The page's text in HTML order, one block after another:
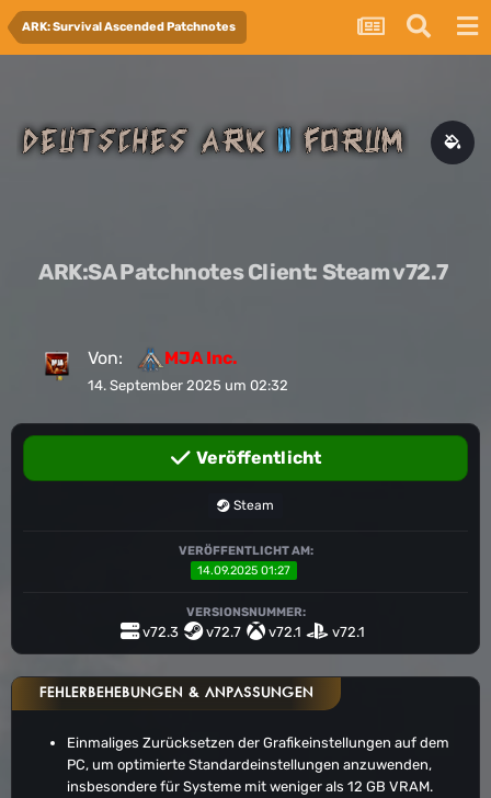
ARK: Survival Ascended Patchnotes
ARK:SA Patchnotes Client: Steam v72.7
Von: MJA Inc.
14. September 2025 um 02:32
Veröffentlicht
Steam
VERÖFFENTLICHT AM:
14.09.2025 01:27
VERSIONSNUMMER:
v72.3 v72.7 v72.1 v72.1
FEHLERBEHEBUNGEN & ANPASSUNGEN
Einmaliges Zurücksetzen der Grafikeinstellungen auf dem
PC, um optimierte Standardeinstellungen anzuwenden,
insbesondere für Systeme mit weniger als 12 GB VRAM.